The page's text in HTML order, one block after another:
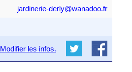
jardinerie-derly@wanadoo.fr
Modifier les infos.